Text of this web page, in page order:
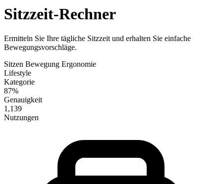
Sitzzeit-Rechner
Ermitteln Sie Ihre tägliche Sitzzeit und erhalten Sie einfache
Bewegungsvorschläge.
Sitzen Bewegung Ergonomie
Lifestyle
Kategorie
87%
Genauigkeit
1,139
Nutzungen